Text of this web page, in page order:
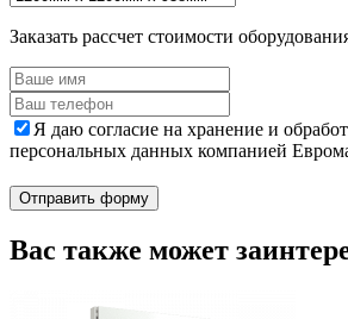
Заказать рассчет стоимости
Я даю согласие на хранение и
персональных данных компанией
Отправить форму
Вас также может